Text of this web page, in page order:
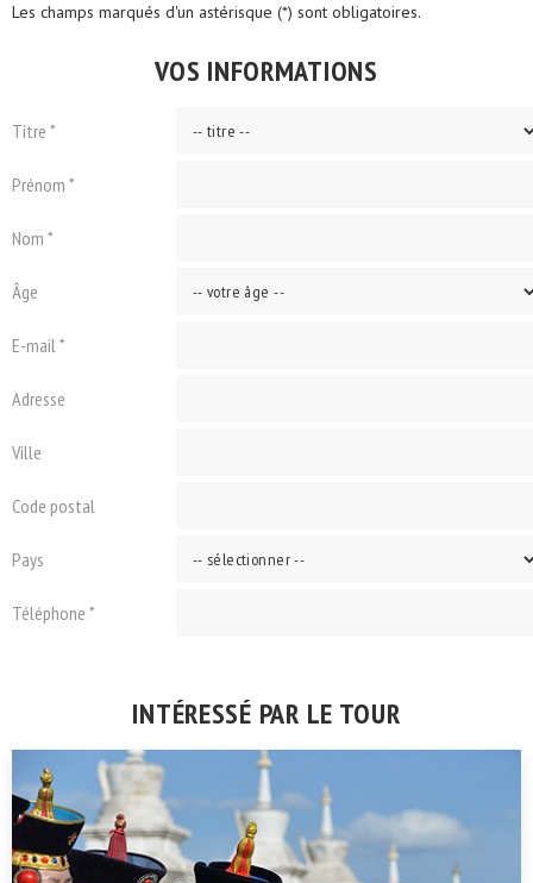
Les champs marqués d'un astérisque (*) sont obligatoires.
VOS INFORMATIONS
Titre *
Prénom *
Nom *
Âge
E-mail *
Adresse
Ville
Code postal
Pays
Téléphone *
INTÉRESSÉ PAR LE TOUR